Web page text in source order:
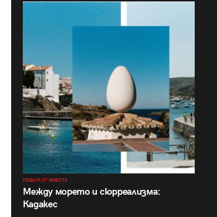
НЕЩАТА ОТ ЖИВОТА
Между морето и сюрреализма:
Кадакес